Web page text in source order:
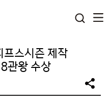
스시즌 제작
관왕 수상